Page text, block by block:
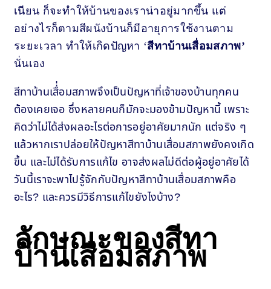
เนียน ก็จะทำให้บ้านของเราน่าอยู่มากขึ้น แต่
อย่างไรก็ตามสีผนังบ้านก็มีอายุการใช้งานตาม
ระยะเวลา ทำให้เกิดปัญหา ‘สีทาบ้านเสื่อมสภาพ’
นั่นเอง
สีทาบ้านเสื่่อมสภาพจึงเป็นปัญหาที่เจ้าของบ้านทุกคน
ต้องเคยเจอ ซึ่งหลายคนก็มักจะมองข้ามปัญหานี้ เพราะ
คิดว่าไม่ได้ส่งผลอะไรต่อการอยู่อาศัยมากนัก แต่จริง ๆ
แล้วหากเราปล่อยให้ปัญหาสีทาบ้านเสื่อมสภาพยังคงเกิด
ขึ้น และไม่ได้รับการแก้ไข อาจส่งผลไม่ดีต่อผู้อยู่อาศัยได้
วันนี้เราจะพาไปรู้จักกับปัญหาสีทาบ้านเสื่อมสภาพคือ
อะไร? และควรมีวิธีการแก้ไขยังไงบ้าง?
ลักษณะของสีทา
บ้านเสื่อมสภาพ